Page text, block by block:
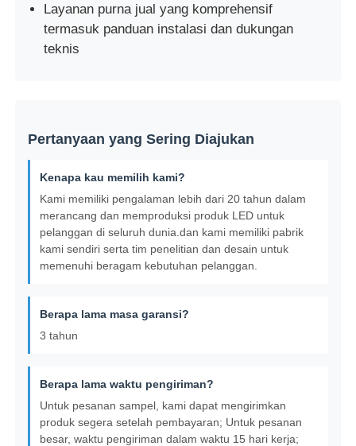
Layanan purna jual yang komprehensif
termasuk panduan instalasi dan dukungan
teknis
Pertanyaan yang Sering Diajukan
Kenapa kau memilih kami?
Kami memiliki pengalaman lebih dari 20 tahun dalam
merancang dan memproduksi produk LED untuk
pelanggan di seluruh dunia.dan kami memiliki pabrik
kami sendiri serta tim penelitian dan desain untuk
memenuhi beragam kebutuhan pelanggan.
Berapa lama masa garansi?
3 tahun
Berapa lama waktu pengiriman?
Untuk pesanan sampel, kami dapat mengirimkan
produk segera setelah pembayaran; Untuk pesanan
besar, waktu pengiriman dalam waktu 15 hari kerja;